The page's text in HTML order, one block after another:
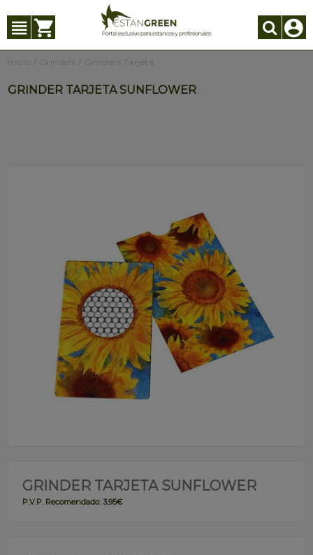
Inicio Grinders Grinders Tarjeta
GRINDER TARJETA SUNFLOWER
GRINDER TARJETA SUNFLOWER
P.V.P. Recomendado: 3,95€